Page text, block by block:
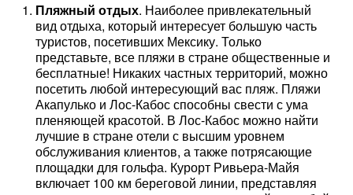
Пляжный отдых. Наиболее привлекательный
вид отдыха, который интересует большую часть
туристов, посетивших Мексику. Только
представьте, все пляжи в стране общественные и
бесплатные! Никаких частных территорий, можно
посетить любой интересующий вас пляж. Пляжи
Акапулько и Лос-Кабос способны свести с ума
пленяющей красотой. В Лос-Кабос можно найти
лучшие в стране отели с высшим уровнем
обслуживания клиентов, а также потрясающие
площадки для гольфа. Курорт Ривьера-Майя
включает 100 км береговой линии, представляя